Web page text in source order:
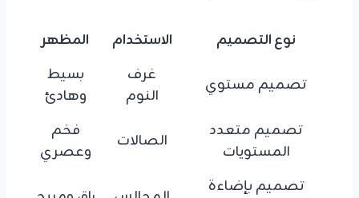
نوع التصميم الاستخدام
المظهر
تصميم مستوي
غرف
النوم
بسيط
وهادئ
تصميم متعدد
المستويات
الصالات
فخم
وعصري
تصميم بإضاءة